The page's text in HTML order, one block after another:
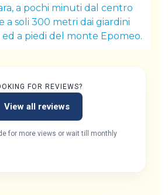
a pochi minuti dal centro
a soli 300 metri dai giardini
ed a piedi del monte Epomeo.
FOR REVIEWS?
View all reviews
for more views or wait till monthly